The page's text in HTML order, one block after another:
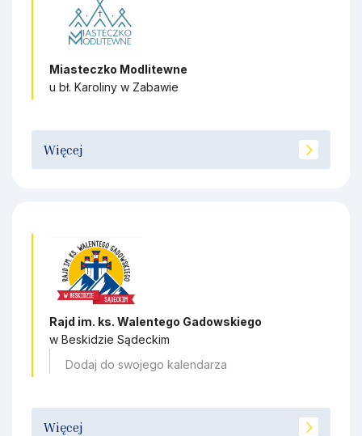
Miasteczko Modlitewne
u bł. Karoliny w Zabawie
Więcej
Rajd im. ks. Walentego Gadowskiego
w Beskidzie Sądeckim
Dodaj do swojego kalendarza
Więcej